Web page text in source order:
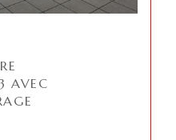
AVEC